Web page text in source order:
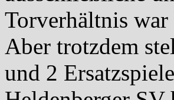
Torverhältnis war
Aber trotzdem
und 2